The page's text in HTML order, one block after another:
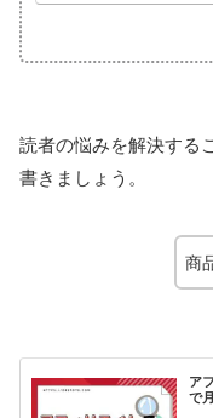
読者の悩みを解決する
書きましょう。
商
ア
で